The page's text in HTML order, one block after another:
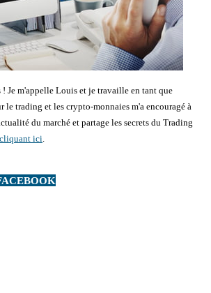
Je m'appelle Louis et je travaille en tant que
le trading et les crypto-monnaies m'a encouragé à
du marché et partage les secrets du Trading
cliquant ici.